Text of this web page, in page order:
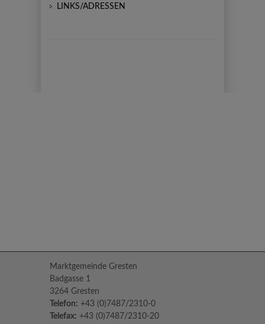
LINKS/ADRESSEN
Marktgemeinde Gresten
Badgasse 1
3264 Gresten
Telefon: +43 (0)7487/2310-0
Telefax: +43 (0)7487/2310-20